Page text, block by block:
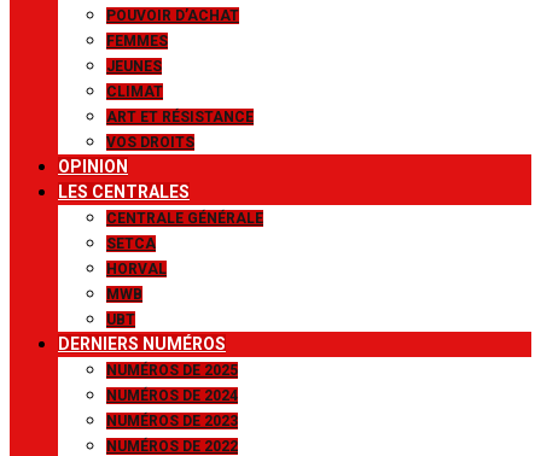
POUVOIR D’ACHAT
FEMMES
JEUNES
CLIMAT
ART ET RÉSISTANCE
VOS DROITS
OPINION
LES CENTRALES
CENTRALE GÉNÉRALE
SETCA
HORVAL
MWB
UBT
DERNIERS NUMÉROS
NUMÉROS DE 2025
NUMÉROS DE 2024
NUMÉROS DE 2023
NUMÉROS DE 2022